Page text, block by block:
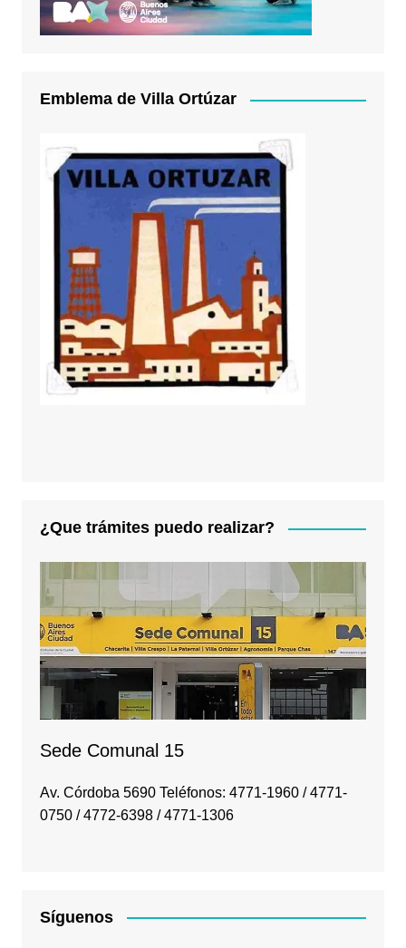
Emblema de Villa Ortúzar
¿Que trámites puedo realizar?
Sede Comunal 15
Av. Córdoba 5690 Teléfonos: 4771-1960 / 4771-
0750 / 4772-6398 / 4771-1306
Síguenos